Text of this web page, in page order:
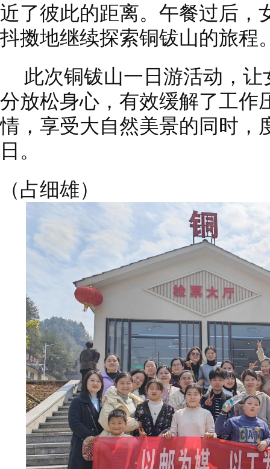
近了彼此的距离。午餐过后，
抖擞地继续探索铜钹山的旅程
此次铜钹山一日游活动，
分放松身心，有效缓解了工作
情，享受大自然美景的同时，
日。
（占细雄）